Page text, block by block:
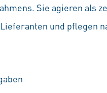
Sie agieren als
und pflegen